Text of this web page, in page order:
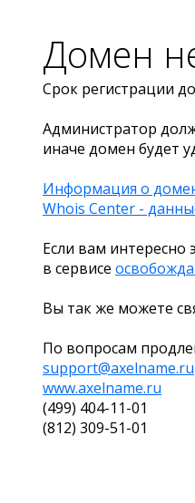
Домен
Срок регистрации
Администратор
иначе домен будет
Информация о
Whois Center -
Если вам
в сервисе
Вы так же можете
По вопросам
support@axelname.ru
www.axelname.ru
(499) 404-11-01
(812) 309-51-01